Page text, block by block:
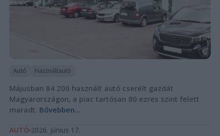
Autó Használtautó
Májusban 84 200 használt autó cserélt gazdát
Magyarországon, a piac tartósan 80 ezres szint felett
maradt. Bővebben...
AUTÓ 2026. június 17.